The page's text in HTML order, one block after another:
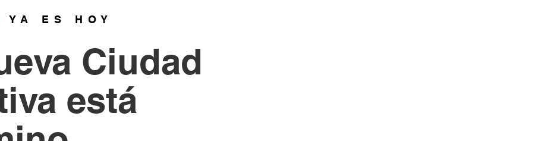
YA ES HOY
Ciudad
está